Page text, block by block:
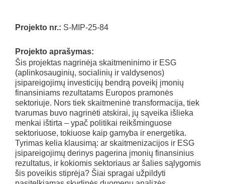
Projekto nr.: S-MIP-25-84
Projekto aprašymas:
Šis projektas nagrinėja skaitmeninimo ir ESG
(aplinkosauginių, socialinių ir valdysenos)
įsipareigojimų investicijų bendrą poveikį įmonių
finansiniams rezultatams Europos pramonės
sektoriuje. Nors tiek skaitmeninė transformacija, tiek
tvarumas buvo nagrinėti atskirai, jų sąveika išlieka
menkai ištirta – ypač politikai reikšminguose
sektoriuose, tokiuose kaip gamyba ir energetika.
Tyrimas kelia klausimą: ar skaitmenizacijos ir ESG
įsipareigojimų derinys pagerina įmonių finansinius
rezultatus, ir kokiomis sektoriaus ar šalies sąlygomis
šis poveikis stiprėja? Šiai spragai užpildyti